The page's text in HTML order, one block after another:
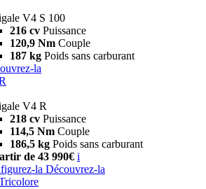
V4 S 100
216 cv Puissance
120,9 Nm Couple
187 kg Poids sans carburant
la
V4 R
218 cv Puissance
114,5 Nm Couple
186,5 kg Poids sans carburant
de 43 990€ i
la Découvrez-la